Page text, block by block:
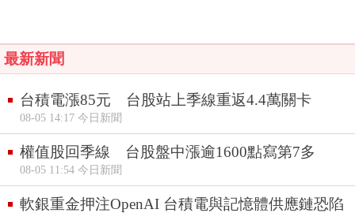
最新新聞
台積電漲85元 台股站上季線重返4.4萬關卡
08-05 14:17 今日新聞
權值股回季線 台股盤中漲逾1600點寫第7多
08-05 11:54 今日新聞
軟銀重金押注OpenAI 台積電與記憶體供應鏈恐陷